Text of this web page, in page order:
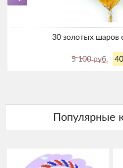
30 золотых шаров
5 100 руб.